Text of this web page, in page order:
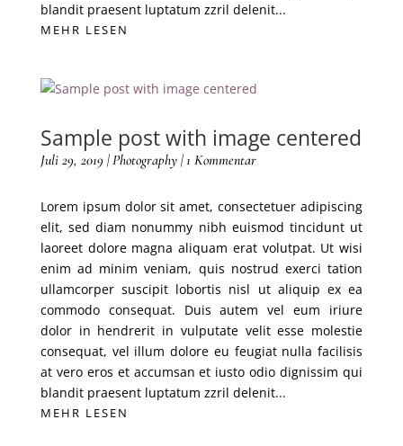
blandit praesent luptatum zzril delenit...
MEHR LESEN
Sample post with image centered
Juli 29, 2019|Photography| 1 Kommentar
Lorem ipsum dolor sit amet, consectetuer adipiscing
elit, sed diam nonummy nibh euismod tincidunt ut
laoreet dolore magna aliquam erat volutpat. Ut wisi
enim ad minim veniam, quis nostrud exerci tation
ullamcorper suscipit lobortis nisl ut aliquip ex ea
commodo consequat. Duis autem vel eum iriure
dolor in hendrerit in vulputate velit esse molestie
consequat, vel illum dolore eu feugiat nulla facilisis
at vero eros et accumsan et iusto odio dignissim qui
blandit praesent luptatum zzril delenit...
MEHR LESEN